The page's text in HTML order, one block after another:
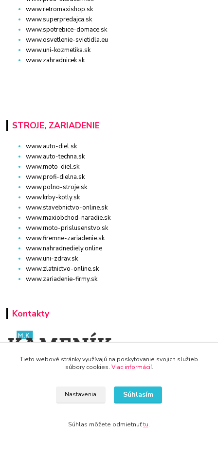
www.retromaxishop.sk
www.superpredajca.sk
www.spotrebice-domace.sk
www.osvetlenie-svietidla.eu
www.uni-kozmetika.sk
www.zahradnicek.sk
STROJE, ZARIADENIE
www.auto-diel.sk
www.auto-techna.sk
www.moto-diel.sk
www.profi-dielna.sk
www.polno-stroje.sk
www.krby-kotly.sk
www.stavebnictvo-online.sk
www.maxiobchod-naradie.sk
www.moto-prislusenstvo.sk
www.firemne-zariadenie.sk
www.nahradnediely.online
www.uni-zdrav.sk
www.zlatnictvo-online.sk
www.zariadenie-firmy.sk
Kontakty
+421 940 949 000
Tieto webové stránky využívajú na poskytovanie svojich služieb
súbory cookies. Viac informácií.
Nastavenia Súhlasím
Súhlas môžete odmietnuťtu.